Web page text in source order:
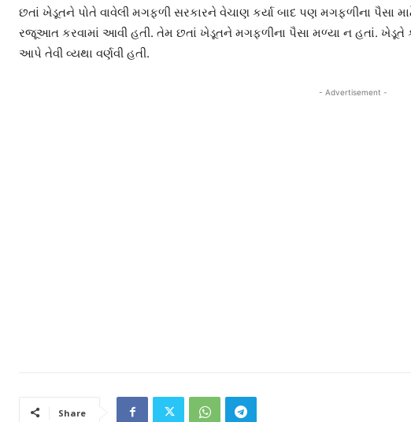
છતાં ખેડૂતને પોતે વાવેલી મગફળી સરકારને વેચાણ કર્યા બાદ પણ મગફળીના પૈસા
રજૂઆત કરવામાં આવી હતી. તેમ છતાં ખેડૂતને મગફળીના પૈસા મળ્યા ન હતાં. ખેડૂતે
આપે તેવી વ્યથા વર્ણવી હતી.
- Advertisement -
Share